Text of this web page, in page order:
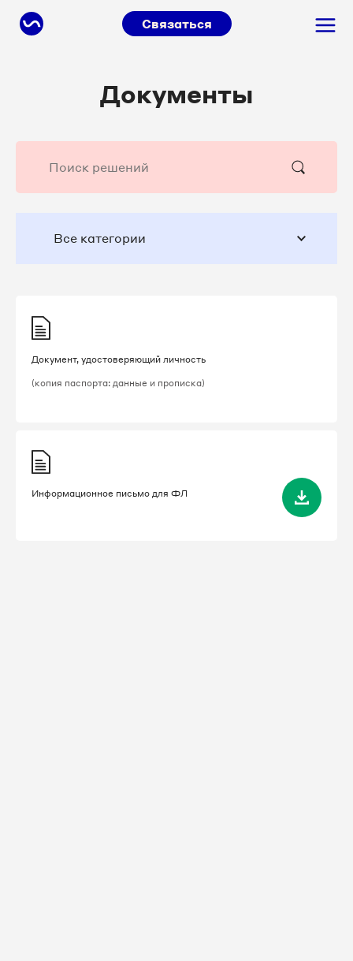
Связаться
Документы
Все категории
Документ, удостоверяющий личность
(копия паспорта: данные и прописка)
Информационное письмо для ФЛ